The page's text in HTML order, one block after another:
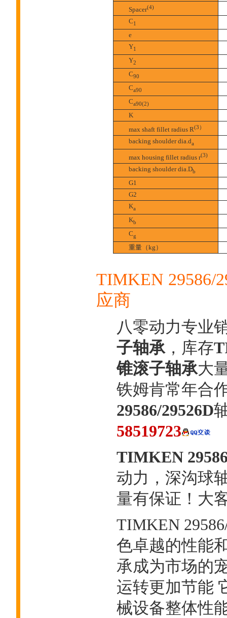
Spacer(4)
C1
e
Y1
Y2
C90
Ca90
Ca90(2)
K
max shaft fillet radius R(3）
backing shoulder dia.da
max housing fillet radius r(3)
backing shoulder dia.Db
G1
G2
Ka
Kb
Cg
重量（kg）
TIMKEN 29586/
应商
八零动力专业
子轴承，库存
锥滚子轴承大
铁姆肯常年合
29586/29526D
58519723
TIMKEN
动力，深沟球
量有保证！大
TIMKEN
色卓越的性能
承成为市场的
运转更加节能
械设备整体性